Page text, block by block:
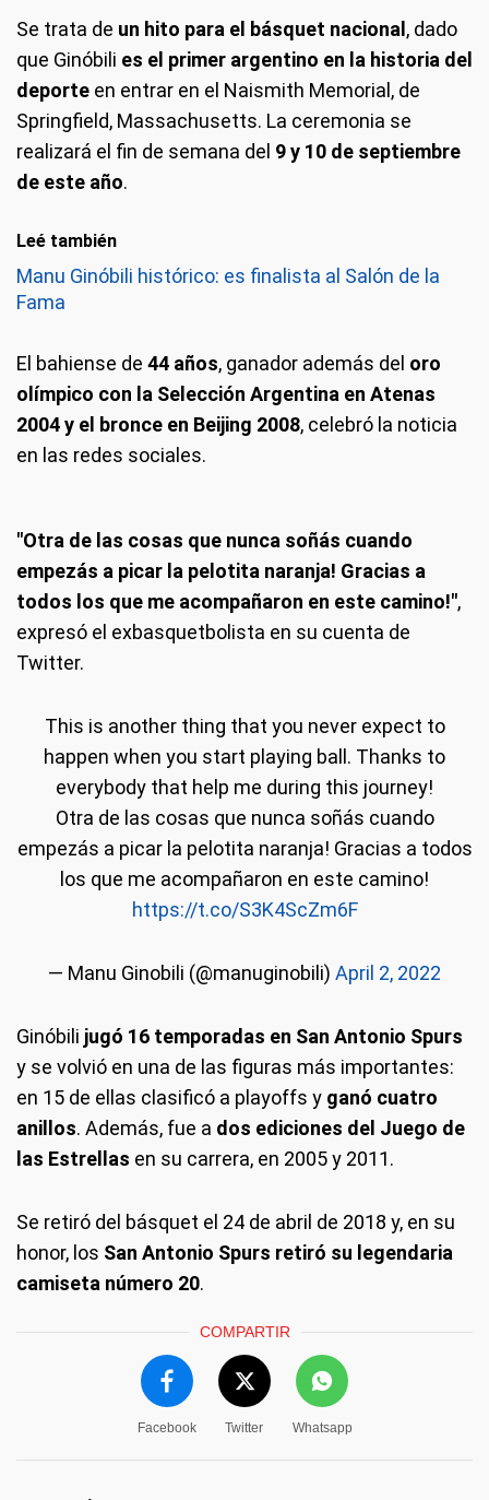
Se trata de un hito para el básquet nacional , dado
que Ginóbili es el primer argentino en la historia del
deporte en entrar en el Naismith Memorial, de
Springfield, Massachusetts. La ceremonia se
realizará el fin de semana del 9 y 10 de septiembre
de este año.
Leé también
Manu Ginóbili histórico: es finalista al Salón de la
Fama
El bahiense de 44 años, ganador además del oro
olímpico con la Selección Argentina en Atenas
2004 y el bronce en Beijing 2008, celebró la noticia
en las redes sociales.
"Otra de las cosas que nunca soñás cuando
empezás a picar la pelotita naranja! Gracias a
todos los que me acompañaron en este camino!",
expresó el exbasquetbolista en su cuenta de
Twitter.
This is another thing that you never expect to
happen when you start playing ball. Thanks to
everybody that help me during this journey!
Otra de las cosas que nunca soñás cuando
empezás a picar la pelotita naranja! Gracias a todos
los que me acompañaron en este camino!
https://t.co/S3K4ScZm6F
— Manu Ginobili (@manuginobili) April 2, 2022
Ginóbili jugó 16 temporadas en San Antonio Spurs
y se volvió en una de las figuras más importantes:
en 15 de ellas clasificó a playoffs y ganó cuatro
anillos. Además, fue a dos ediciones del Juego de
las Estrellas en su carrera, en 2005 y 2011.
Se retiró del básquet el 24 de abril de 2018 y, en su
honor, los San Antonio Spurs retiró su legendaria
camiseta número 20.
COMPARTIR
Facebook Twitter Whatsapp